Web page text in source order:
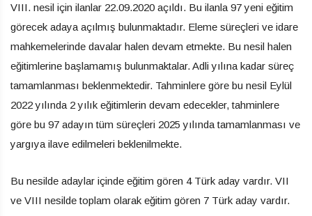
VIII. nesil için ilanlar 22.09.2020 açıldı. Bu ilanla 97 yeni eğitim
görecek adaya açılmış bulunmaktadır. Eleme süreçleri ve idare
mahkemelerinde davalar halen devam etmekte. Bu nesil halen
eğitimlerine başlamamış bulunmaktalar. Adli yılına kadar süreç
tamamlanması beklenmektedir. Tahminlere göre bu nesil Eylül
2022 yılında 2 yılık eğitimlerin devam edecekler, tahminlere
göre bu 97 adayın tüm süreçleri 2025 yılında tamamlanması ve
yargıya ilave edilmeleri beklenilmekte.
Bu nesilde adaylar içinde eğitim gören 4 Türk aday vardır. VII
ve VIII nesilde toplam olarak eğitim gören 7 Türk aday vardır.